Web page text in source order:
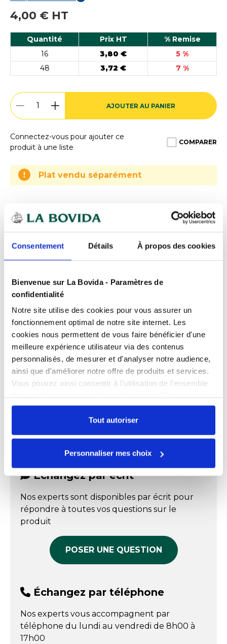
Consentement Détails À propos des cookies
Bienvenue sur La Bovida - Paramètres de
confidentialité
Notre site utilise des cookies pour vous assurer un
fonctionnement optimal de notre site internet. Les
cookies nous permettent de vous faire bénéficier d'une
meilleure expérience utilisateur via des contenus
personnalisés, de mesurer et d'analyser notre audience,
ainsi que d'améliorer notre offre de produits et services.
Vous pouvez ainsi consentir à l'utilisation de l'ensemble
autoriser". Cependant, si vous ne souhaitez autoriser que
certains types de cookies, veuillez cliquer sur
"Personnaliser mes choix".
Tout autoriser
Personnaliser mes choix
4,00 € HT
Quantité Prix HT
% Remise
16
3,80 €
5 %
48
3,72 € 7 %
AJOUTER AU PANIER
Connectez-vous pour ajouter ce
produit à une liste
COMPARER
Plat vendu séparément
Paiement
100% sécurisé
Présentation
Opercule en carton avec aluminée pour barquette
operculable.
Vendus par paquet de 25.
A conserver à l'abri de la lumière et au sec.
Dimensions: 305 x 204mm // 266gr/m²
Retrouvez le plat vendu séparément dans
l'onglet produits complémentaires
Caractéristiques
Largeur 20.4 cm
Longueur 30.5 cm
Produits complémentaires
operculable 2250 ml -
25,35 € HT
COMPARER
Documents téléchargeables
Échangez par écrit
Nos experts sont disponibles par écrit pour
répondre à toutes vos questions sur le
produit
POSER UNE QUESTION
Échangez par téléphone
Nos experts vous accompagnent par
téléphone du lundi au vendredi de 8h00 à
17h00